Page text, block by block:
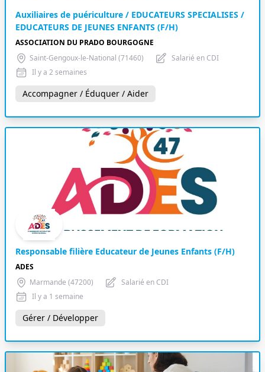
Auxiliaires de puériculture / EDUCATEURS SPECIALISES /
EDUCATEURS DE JEUNES ENFANTS (F/H)
ASSOCIATION DU PRADO BOURGOGNE
Saint-Gengoux-le-National (71460)
Salarié en CDI
Il y a 2 semaines
Accompagner / Éduquer / Aider
Responsable filière Educateur de Jeunes Enfants (F/H)
ADES
Marmande (47200)
Salarié en CDI
Il y a 1 semaine
Gérer / Développer